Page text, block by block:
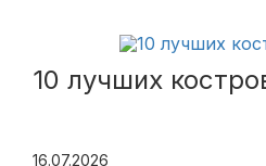
10 лучших
16.07.2026